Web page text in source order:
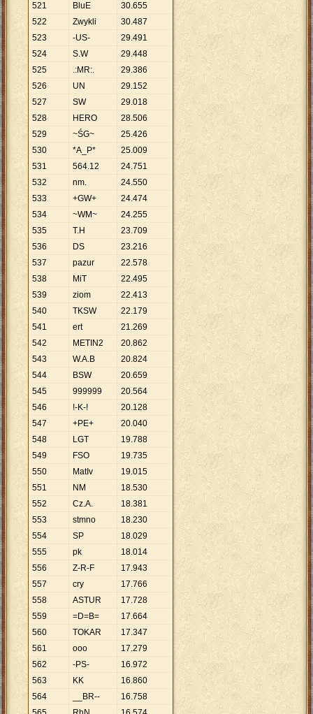
521
BluE 30.655
522
Zwykli 30.487
523
-US- 29.491
524
S.W 29.448
525
.:MR:. 29.386
526
UN 29.152
527
SW 29.018
528
HERO 28.506
529
~ŚG~ 25.426
530
*A_P* 25.009
531
564.12 24.751
532
nm. 24.550
533
+GW+ 24.474
534
~WM~ 24.255
535
T.H 23.709
536
DS 23.216
537
pazur 22.578
538
MiT 22.495
539
ziom 22.413
540
TKSW 22.179
541
ert 21.269
542
METIN2 20.862
543
W.A.B 20.824
544
BSW 20.659
545
999999 20.564
546
!-K-! 20.128
547
+PE+ 20.040
548
LGT 19.788
549
FSO 19.735
550
MatIv 19.015
551
NM 18.530
552
Cz.A. 18.381
553
stmno 18.230
554
SP 18.029
555
pk 18.014
556
Z-R-F 17.943
557
cry 17.766
558
ASTUR 17.728
559
=D=B= 17.664
560
TOKAR 17.347
561
ooo 17.279
562
-PS- 16.972
563
KK 16.860
564
__BR-- 16.758